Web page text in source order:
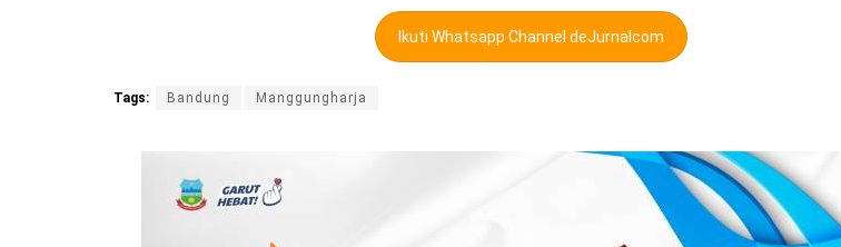
Ikuti Whatsapp Channel deJurnalcom
Tags: Bandung Manggungharja